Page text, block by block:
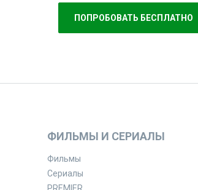
ПОПРОБОВАТЬ БЕСПЛАТНО
ФИЛЬМЫ И СЕРИАЛЫ
Фильмы
Сериалы